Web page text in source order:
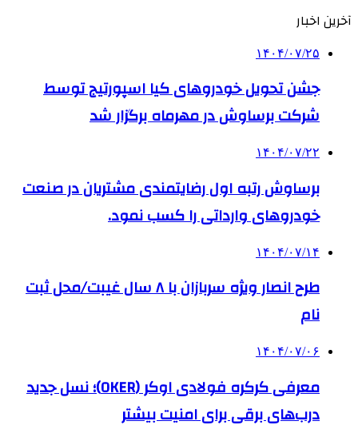
آخرین اخبار
۱۴۰۴/۰۷/۲۵
جشن تحویل خودروهای کیا اسپورتیج توسط
شرکت برساوش در مهرماه برگزار شد
۱۴۰۴/۰۷/۲۲
برساوش رتبه اول رضایتمندی مشتریان در صنعت
خودروهای وارداتی را کسب نمود.
۱۴۰۴/۰۷/۱۴
طرح انصار ویژه سربازان با ۸ سال غیبت/محل ثبت
نام
۱۴۰۴/۰۷/۰۶
معرفی کرکره فولادی اوکر (OKER)؛ نسل جدید
درب‌های برقی برای امنیت بیشتر